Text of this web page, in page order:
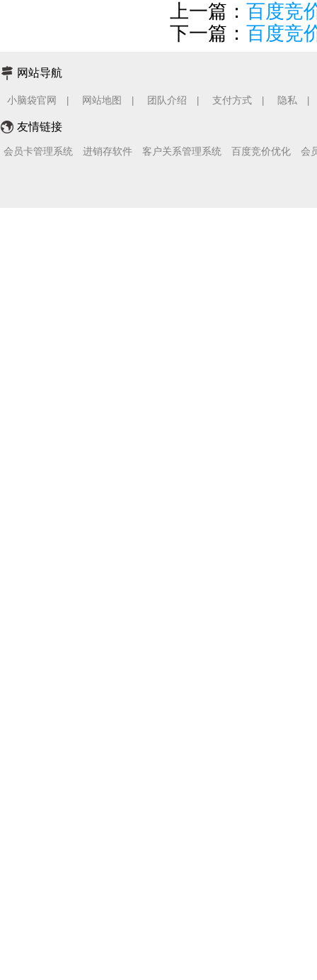
上一篇： 百度竞
下一篇： 百度竞
网站导航
小脑袋官网 网站地图 团队介绍 支付方式 隐私
友情链接
会员卡管理系统 进销存软件 客户关系管理系统 百度竞价优化 会